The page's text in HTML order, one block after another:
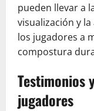
pueden llevar a
visualización y
los jugadores a
compostura
Testimonios
jugadores